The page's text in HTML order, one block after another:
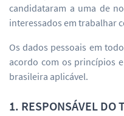
candidataram a uma de
interessados em trabalhar
Os dados pessoais em
acordo com os princípios
brasileira aplicável.
1. RESPONSÁVEL DO